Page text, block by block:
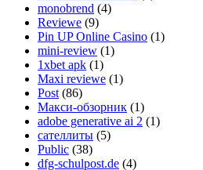
monobrend (4)
Reviewe (9)
Pin UP Online Casino (1)
mini-review (1)
1xbet apk (1)
Maxi reviewe (1)
Post (86)
Макси-обзорник (1)
adobe generative ai 2 (1)
сателлиты (5)
Public (38)
dfg-schulpost.de (4)